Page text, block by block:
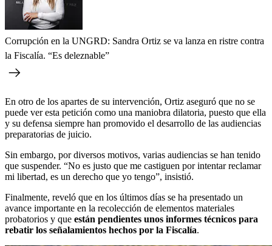
Corrupción en la UNGRD: Sandra Ortiz se va lanza en ristre contra
la Fiscalía. “Es deleznable”
En otro de los apartes de su intervención, Ortiz aseguró que no se
puede ver esta petición como una maniobra dilatoria, puesto que ella
y su defensa siempre han promovido el desarrollo de las audiencias
preparatorias de juicio.
Sin embargo, por diversos motivos, varias audiencias se han tenido
que suspender. “No es justo que me castiguen por intentar reclamar
mi libertad, es un derecho que yo tengo”, insistió.
Finalmente, reveló que en los últimos días se ha presentado un
avance importante en la recolección de elementos materiales
probatorios y que están pendientes unos informes técnicos para
rebatir los señalamientos hechos por la Fiscalía.